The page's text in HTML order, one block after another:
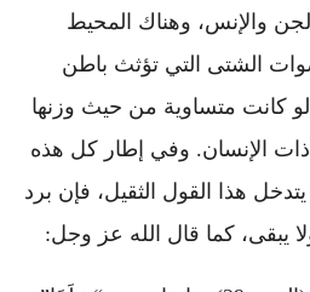
والإنس، وهناك المحيط
الشتى التي تؤثث باطن
لو كانت متساوية من حيث وزنها
الإنسان. وفي إطار كل هذه
هذا القول الثقيل، فإن برد
يبقى، كما قال الله عز وجل: